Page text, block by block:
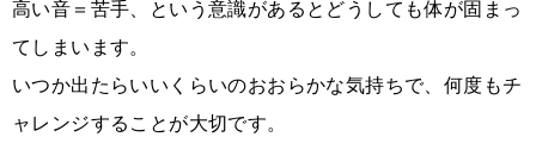
高い音＝苦手、という意識があるとどうしても体が固まっ
てしまいます。
いつか出たらいいくらいのおおらかな気持ちで、何度もチ
ャレンジすることが大切です。